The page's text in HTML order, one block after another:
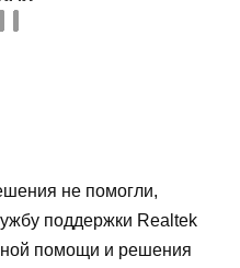
не помогли,
поддержки Realtek
помощи и решения